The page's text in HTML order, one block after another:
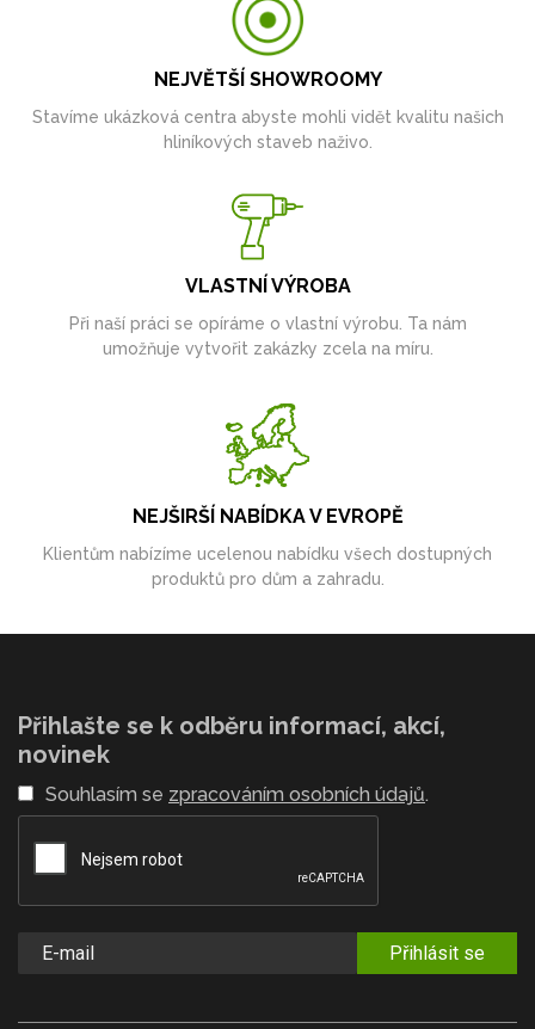
NEJVĚTŠÍ SHOWROOMY
Stavíme ukázková centra abyste mohli vidět kvalitu našich
hliníkových staveb naživo.
VLASTNÍ VÝROBA
Při naší práci se opíráme o vlastní výrobu. Ta nám
umožňuje vytvořit zakázky zcela na míru.
NEJŠIRŠÍ NABÍDKA V EVROPĚ
Klientům nabízíme ucelenou nabídku všech dostupných
produktů pro dům a zahradu.
Přihlašte se k odběru informací, akcí,
novinek
Souhlasím se zpracováním osobních údajů.
Přihlásit se